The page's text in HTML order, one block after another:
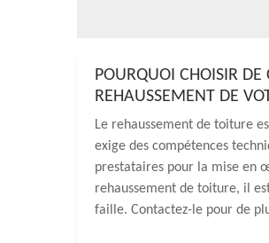
POURQUOI CHOISIR DE
REHAUSSEMENT DE
Le rehaussement de toiture
exige des compétences
prestataires pour la mise en
rehaussement de toiture, il
faille. Contactez-le pour de